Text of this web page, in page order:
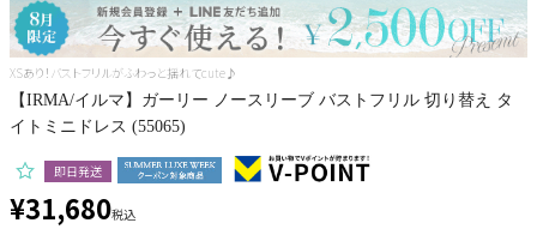
XSあり！バストフリルがふわっと揺れてcute♪
【IRMA/イルマ】ガーリー ノースリーブ バストフリル 切り替え タ
イトミニドレス (55065)
即日発送
¥31,680税込